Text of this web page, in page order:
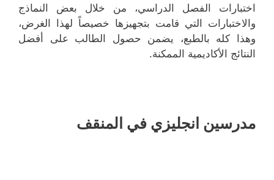
اختبارات الفصل الدراسي، من خلال بعض النماذج
والاختبارات التي قامت بتجهيزها خصيصاً لهذا الغرض،
وهذا كله بالطبع، يضمن حصول الطالب على أفضل
النتائج الأكاديمية الممكنة.
مدرسين انجليزي في المنقف